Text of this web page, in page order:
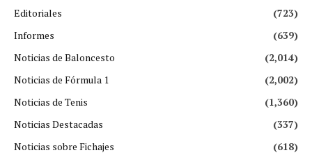
Editoriales
(723)
Informes
(639)
Noticias de Baloncesto
(2,014)
Noticias de Fórmula 1
(2,002)
Noticias de Tenis
(1,360)
Noticias Destacadas
(337)
Noticias sobre Fichajes
(618)